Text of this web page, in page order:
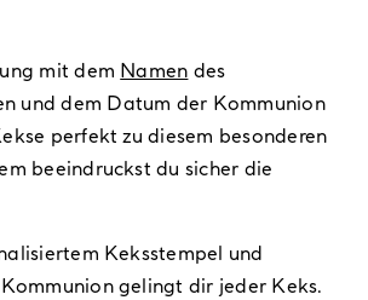
mit dem Namen des
und dem Datum der Kommunion
perfekt zu diesem besonderen
beeindruckst du sicher die
Keksstempel und
gelingt dir jeder Keks.